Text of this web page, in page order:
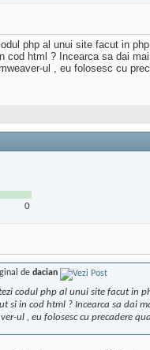
php al unui site facut in
cod html ? Incearca sa dai
ul , eu folosesc cu
0
de dacian
codul php al unui site facut in
si in cod html ? Incearca sa dai
ul , eu folosesc cu precadere